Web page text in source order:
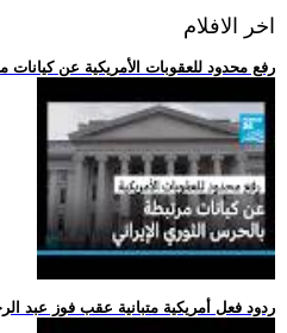
اخر الافلام
.. رفع محدود للعقوبات الأمريكية عن
.. ردود فعل أمريكية متبانية عقب فوز عبد